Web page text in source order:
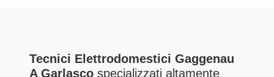
Tecnici Elettrodomestici Gaggenau
A Garlasco specializzati altamente